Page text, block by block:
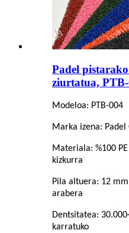
Padel
ziurtatua,
Modeloa: PTB-004
Marka izena: Padel
Materiala: %100
kizkurra
Pila altuera: 12
arabera
Dentsitatea:
karratuko